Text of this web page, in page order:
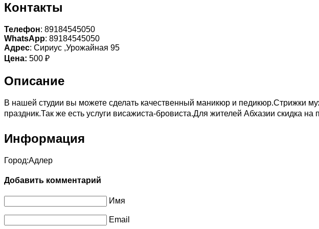
Контакты
Телефон: 89184545050
WhatsApp: 89184545050
Адрес: Сириус ,Урожайная 95
Цена: 500 ₽
Описание
В нашей студии вы можете сделать качественный маникюр и педикюр.Стрижки
праздник.Так же есть услуги висажиста-бровиста.Для жителей Абхазии скидка
Информация
Город:Адлер
Добавить комментарий
Имя
Email